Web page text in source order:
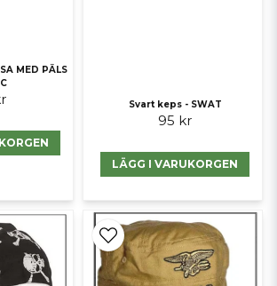
MED PÄLS
Svart keps - SWAT
95 kr
LÄGG I VARUKORGEN